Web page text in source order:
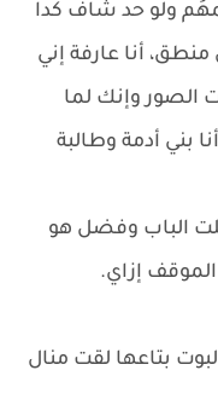
ولو حد شاف كدا
أنا عارفة إني
الصور وإنك لما
بني أدمة وطالبة
الباب وفضل هو
إزاي.
بتاعها لقت منال